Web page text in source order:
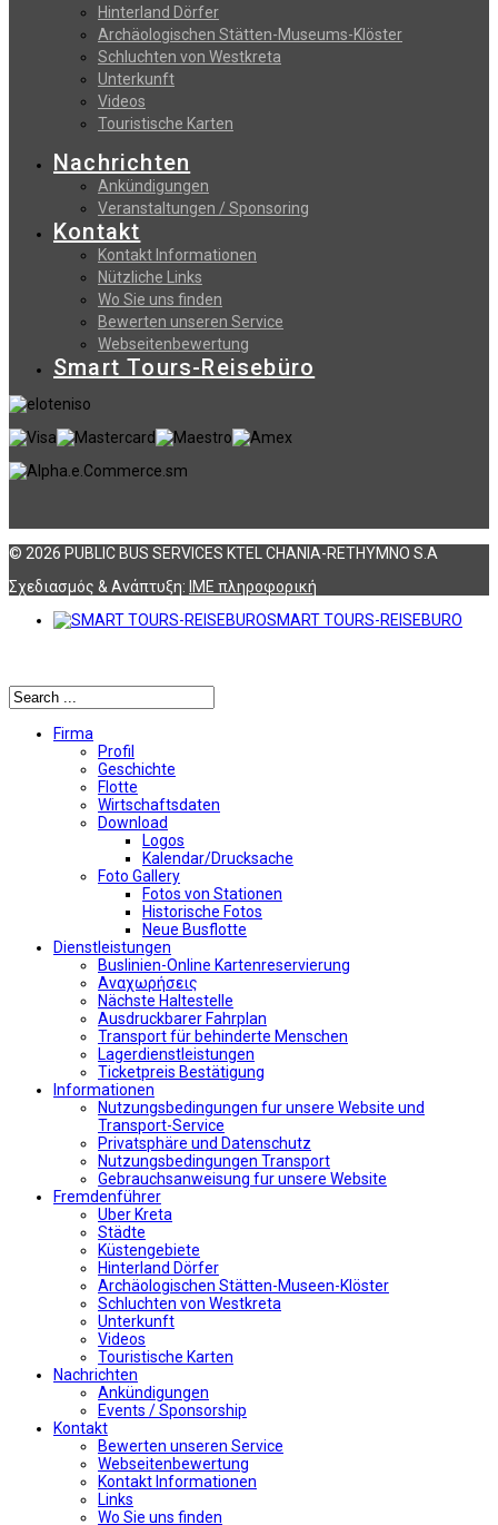
Hinterland Dörfer
Archäologischen Stätten-Museums-Klöster
Schluchten von Westkreta
Unterkunft
Videos
Touristische Karten
Nachrichten
Ankündigungen
Veranstaltungen / Sponsoring
Kontakt
Kontakt Informationen
Nützliche Links
Wo Sie uns finden
Bewerten unseren Service
Webseitenbewertung
Smart Tours-Reisebüro
© 2026 PUBLIC BUS SERVICES KTEL CHANIA-RETHYMNO S.A
Σχεδιασμός & Ανάπτυξη: ΙΜΕ πληροφορική
SMART TOURS-REISEBURO
Firma
Profil
Geschichte
Flotte
Wirtschaftsdaten
Download
Logos
Kalendar/Drucksache
Foto Gallery
Fotos von Stationen
Historische Fotos
Neue Busflotte
Dienstleistungen
Buslinien-Online Kartenreservierung
Αναχωρήσεις
Nächste Haltestelle
Αusdruckbarer Fahrplan
Transport für behinderte Menschen
Lagerdienstleistungen
Ticketpreis Bestätigung
Informationen
Nutzungsbedingungen fur unsere Website und
Transport-Service
Privatsphäre und Datenschutz
Nutzungsbedingungen Transport
Gebrauchsanweisung fur unsere Website
Fremdenführer
Uber Kreta
Städte
Küstengebiete
Hinterland Dörfer
Archäologischen Stätten-Museen-Klöster
Schluchten von Westkreta
Unterkunft
Videos
Touristische Karten
Nachrichten
Ankündigungen
Events / Sponsorship
Kontakt
Bewerten unseren Service
Webseitenbewertung
Kontakt Informationen
Links
Wo Sie uns finden